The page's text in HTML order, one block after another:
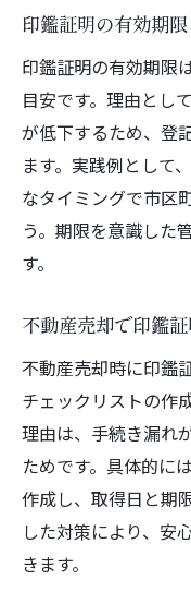
印鑑証明の有効期
印鑑証明の有効期限
目安です。理由とし
が低下するため、登
ます。実践例として
なタイミングで市区
う。期限を意識した
す。
不動産売却で印鑑
不動産売却時に印鑑
チェックリストの作
理由は、手続き漏れ
ためです。具体的に
作成し、取得日と期
した対策により、安
きます。